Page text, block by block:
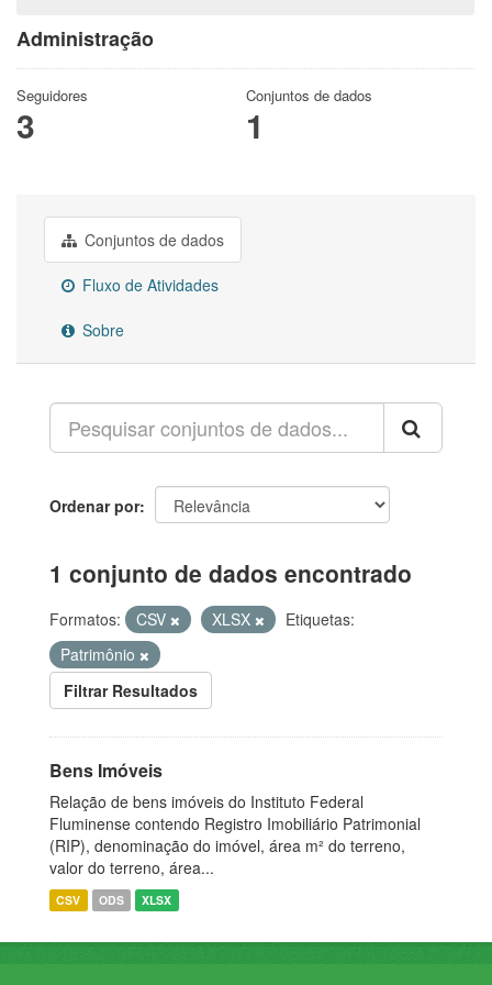
Administração
Seguidores
3
Conjuntos de dados
1
Conjuntos de dados
Fluxo de Atividades
Sobre
Ordenar por
1 conjunto de dados encontrado
Formatos: CSV XLSX
Etiquetas:
Patrimônio
Filtrar Resultados
Bens Imóveis
Relação de bens imóveis do Instituto Federal
Fluminense contendo Registro Imobiliário Patrimonial
(RIP), denominação do imóvel, área m² do terreno,
valor do terreno, área...
CSV ODS XLSX